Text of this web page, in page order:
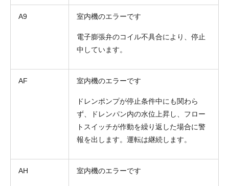
A9 室内機のエラーです
電子膨張弁のコイル不具合により、停止
中しています。
AF 室内機のエラーです
ドレンポンプが停止条件中にも関わら
ず、ドレンパン内の水位上昇し、フロー
トスイッチが作動を繰り返した場合に警
報を出します。運転は継続します。
AH 室内機のエラーです